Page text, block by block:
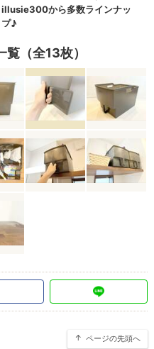
（全13枚）
ページの先頭へ